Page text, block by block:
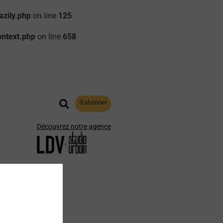
on line 125
on line 658
S'abonner
Découvrez notre agence